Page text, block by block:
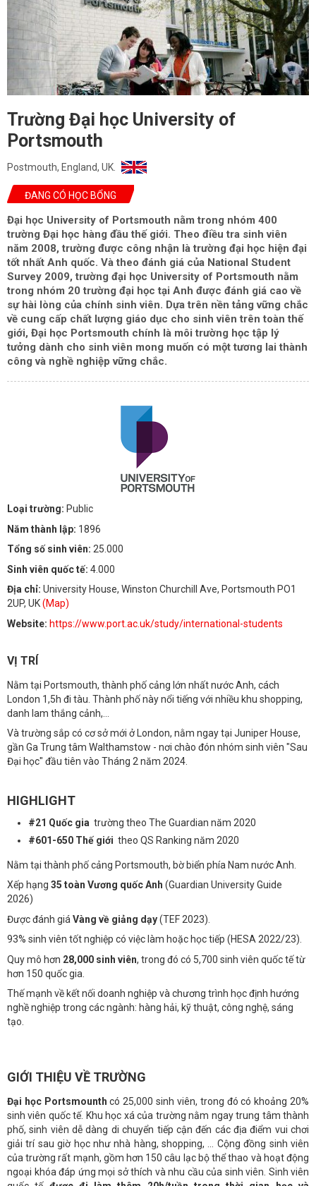
Trường Đại học University of
Portsmouth
Postmouth, England, UK.
ĐANG CÓ HỌC BỔNG
Đại học University of Portsmouth nằm trong nhóm 400
trường Đại học hàng đầu thế giới. Theo điều tra sinh viên
năm 2008, trường được công nhận là trường đại học hiện đại
tốt nhất Anh quốc. Và theo đánh giá của National Student
Survey 2009, trường đại học University of Portsmouth nằm
trong nhóm 20 trường đại học tại Anh được đánh giá cao về
sự hài lòng của chính sinh viên. Dựa trên nền tảng vững chắc
về cung cấp chất lượng giáo dục cho sinh viên trên toàn thế
giới, Đại học Portsmouth chính là môi trường học tập lý
tưởng dành cho sinh viên mong muốn có một tương lai thành
công và nghề nghiệp vững chắc.
Loại trường: Public
Năm thành lập: 1896
Tổng số sinh viên: 25.000
Sinh viên quốc tế: 4.000
Địa chỉ: University House, Winston Churchill Ave, Portsmouth PO1
2UP, UK(Map)
Website: https://www.port.ac.uk/study/international-students
VỊ TRÍ
Nằm tại Portsmouth, thành phố cảng lớn nhất nước Anh, cách
London 1,5h đi tàu. Thành phố này nổi tiếng với nhiều khu shopping,
danh lam thắng cảnh,...
Và trường sắp có cơ sở mới ở London, nằm ngay tại Juniper House,
gần Ga Trung tâm Walthamstow - nơi chào đón nhóm sinh viên "Sau
Đại học" đầu tiên vào Tháng 2 năm 2024.
HIGHLIGHT
#21 Quốc gia trường theo The Guardian năm 2020
#601-650 Thế giới theo QS Ranking năm 2020
Nằm tại thành phố cảng Portsmouth, bờ biển phía Nam nước Anh.
Xếp hạng 35 toàn Vương quốc Anh (Guardian University Guide
2026)
Được đánh giá Vàng về giảng dạy(TEF 2023).
93% sinh viên tốt nghiệp có việc làm hoặc học tiếp (HESA 2022/23).
Quy mô hơn 28,000 sinh viên, trong đó có 5,700 sinh viên quốc tế từ
hơn 150 quốc gia.
Thế mạnh về kết nối doanh nghiệp và chương trình học định hướng
nghề nghiệp trong các ngành: hàng hải, kỹ thuật, công nghệ, sáng
tạo.
GIỚI THIỆU VỀ TRƯỜNG
Đại học Portsmounthcó 25,000 sinh viên, trong đó có khoảng 20%
sinh viên quốc tế. Khu học xá của trường nằm ngay trung tâm thành
phố, sinh viên dễ dàng di chuyển tiếp cận đến các địa điểm vui chơi
giải trí sau giờ học như nhà hàng, shopping, ... Cộng đồng sinh viên
của trường rất mạnh, gồm hơn 150 câu lạc bộ thể thao và hoạt động
ngoại khóa đáp ứng mọi sở thích và nhu cầu của sinh viên. Sinh viên